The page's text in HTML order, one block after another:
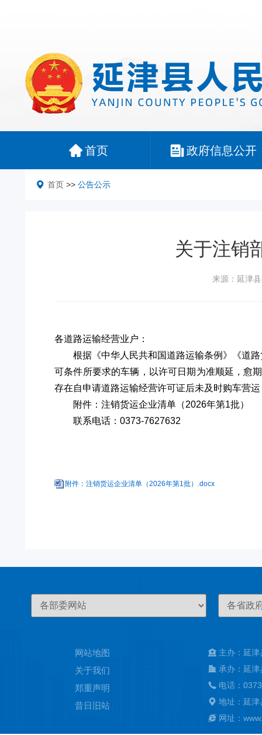
首页 政府信息公开
首页 >> 公告公示
关于注销
来源：延津
各道路运输经营业户：
根据《中华人民共和国道路运输条例》《道
可条件所要求的车辆，以许可日期为准顺延，愈
存在自申请道路运输经营许可证后未及时购车营
附件：注销货运企业清单（2026年第1批）
联系电话：0373-7627632
附件：注销货运企业清单（2026年第1批）.docx
网站地图
关于我们
郑重声明
昔日旧站
主办：延
承办：延
电话：
地址：延
网址：